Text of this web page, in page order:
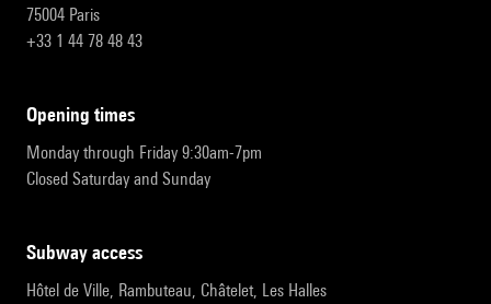
75004 Paris
+33 1 44 78 48 43
opening times
Monday through Friday 9:30am-7pm
Closed Saturday and Sunday
subway access
Hôtel de Ville, Rambuteau, Châtelet, Les Halles